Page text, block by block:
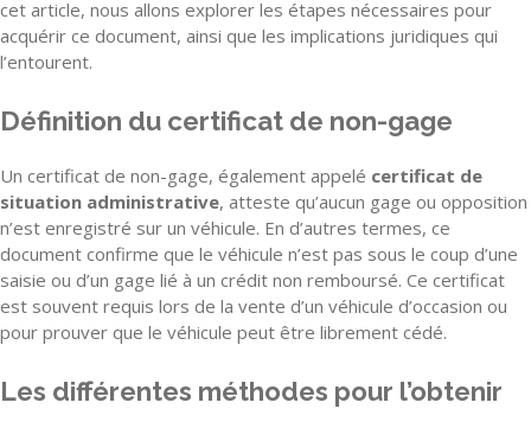
cet article, nous allons explorer les étapes nécessaires pour
acquérir ce document, ainsi que les implications juridiques qui
l’entourent.
Définition du certificat de non-gage
Un certificat de non-gage, également appelé certificat de
situation administrative, atteste qu’aucun gage ou opposition
n’est enregistré sur un véhicule. En d’autres termes, ce
document confirme que le véhicule n’est pas sous le coup d’une
saisie ou d’un gage lié à un crédit non remboursé. Ce certificat
est souvent requis lors de la vente d’un véhicule d’occasion ou
pour prouver que le véhicule peut être librement cédé.
Les différentes méthodes pour l’obtenir